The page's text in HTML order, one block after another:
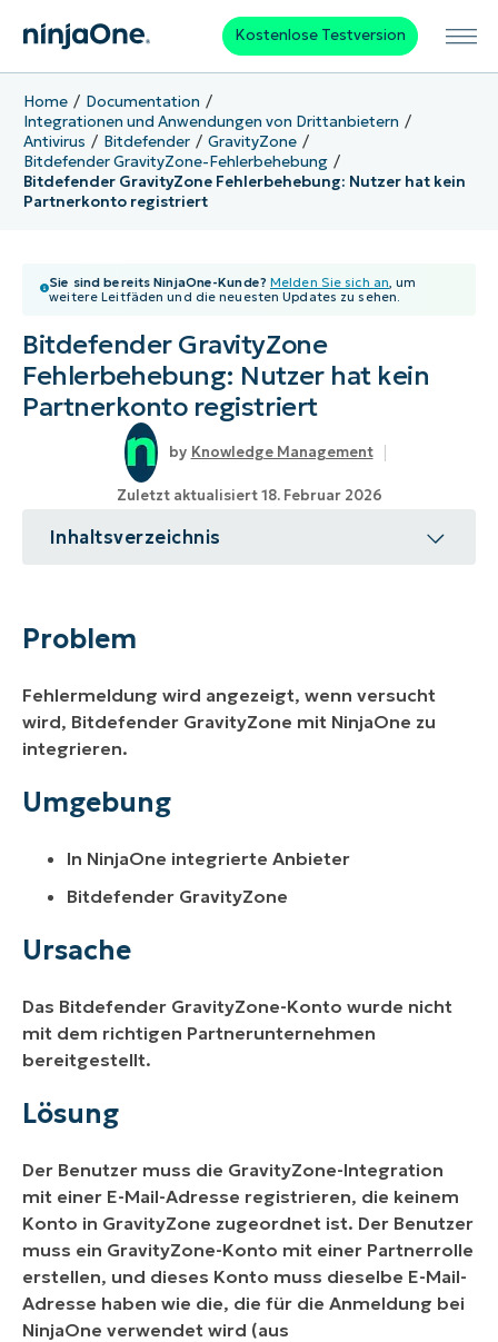
Kostenlose Testversion
Home
Documentation
Integrationen und Anwendungen von Drittanbietern
Antivirus
Bitdefender
GravityZone
Bitdefender GravityZone-Fehlerbehebung
Bitdefender GravityZone Fehlerbehebung: Nutzer hat kein
Partnerkonto registriert
Sie sind bereits NinjaOne-Kunde? Melden Sie sich an, um
weitere Leitfäden und die neuesten Updates zu sehen.
Bitdefender GravityZone
Fehlerbehebung: Nutzer hat kein
Partnerkonto registriert
Knowledge Management
Zuletzt aktualisiert 18. Februar 2026
Inhaltsverzeichnis
Umgebung
Lösung
Zusätzliche
Problem
Fehlermeldung wird angezeigt, wenn versucht
wird, Bitdefender GravityZone mit NinjaOne zu
integrieren.
Umgebung
In NinjaOne integrierte Anbieter
Bitdefender GravityZone
Ursache
Das Bitdefender GravityZone-Konto wurde nicht
mit dem richtigen Partnerunternehmen
bereitgestellt.
Lösung
Der Benutzer muss die GravityZone-Integration
mit einer E-Mail-Adresse registrieren, die keinem
Konto in GravityZone zugeordnet ist. Der Benutzer
muss ein GravityZone-Konto mit einer Partnerrolle
erstellen, und dieses Konto muss dieselbe E-Mail-
Adresse haben wie die, die für die Anmeldung bei
NinjaOne verwendet wird (aus